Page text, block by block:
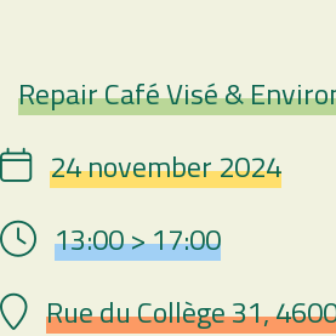
Repair Café
Repair Café Visé &
Date 24 november 2024
Hour 13:00 > 17:00
PlaatsRue du Collège 31,